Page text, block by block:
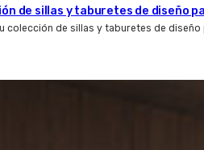
de sillas y taburetes de diseño
colección de sillas y taburetes de